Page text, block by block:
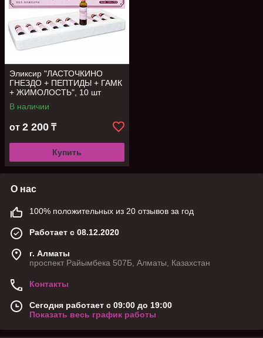
Эликсир "ЛАСТОЧКИНО
ГНЕЗДО + ПЕПТИДЫ + ГАМК
+ ЖИМОЛОСТЬ", 10 шт
В наличии
от 2 200 ₸
Купить
О нас
100% положительных из 20 отзывов за год
Работает с 08.12.2020
г. Алматы
проспект Райымбека 507Б, Алматы, Казахстан
Контакты
Сегодня работает с 09:00 до 19:00
Показать весь график работы